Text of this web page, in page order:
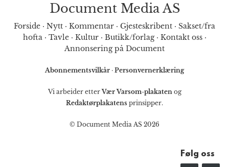
Document Media AS
Forside · Nytt · Kommentar · Gjesteskribent · Sakset/fra
hofta· Tavle· Kultur· Butikk/forlag· Kontakt oss·
Annonsering på Document
Abonnementsvilkår · Personvernerklæring
Vi arbeider etterVær Varsom-plakatenog
Redaktørplakatens prinsipper.
© Document Media AS 2026
Følg oss